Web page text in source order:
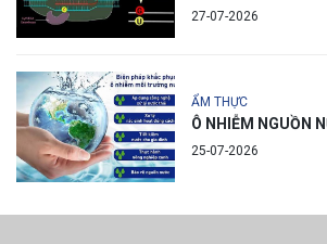
27-07-2026
ẨM THỰC
Ô NHIỄM NGUỒN
25-07-2026